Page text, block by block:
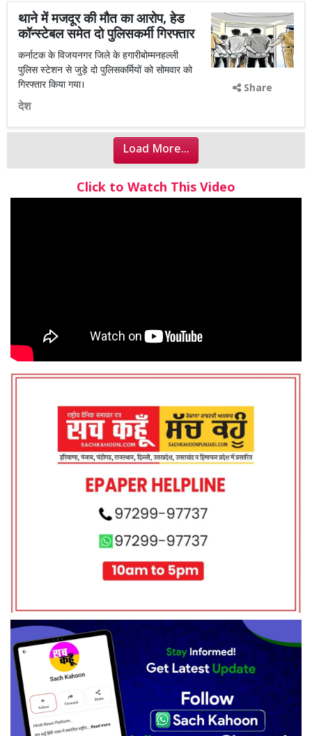
थाने में मजदूर की मौत का आरोप, हेड
कॉन्स्टेबल समेत दो पुलिसकर्मी गिरफ्तार
कर्नाटक के विजयनगर जिले के हगारीबोम्मनहल्ली
पुलिस स्टेशन से जुड़े दो पुलिसकर्मियों को सोमवार को
गिरफ्तार किया गया।
देश
Share
Load More...
Click to Watch This Video